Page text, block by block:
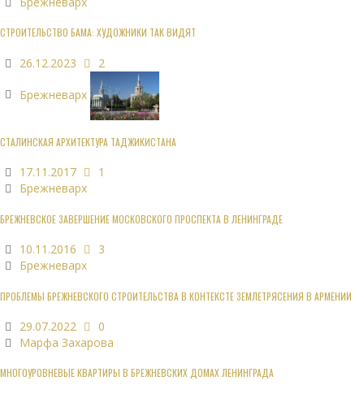
СТРОИТЕЛЬСТВО БАМА: ХУДОЖНИКИ ТАК ВИДЯТ
26.12.2023 2
Брежневарх
СТАЛИНСКАЯ АРХИТЕКТУРА ТАДЖИКИСТАНА
17.11.2017
1
Брежневарх
БРЕЖНЕВСКОЕ ЗАВЕРШЕНИЕ МОСКОВСКОГО ПРОСПЕКТА В ЛЕНИНГРАДЕ
10.11.2016
3
Брежневарх
ПРОБЛЕМЫ БРЕЖНЕВСКОГО СТРОИТЕЛЬСТВА В КОНТЕКСТЕ ЗЕМЛЕТРЯСЕНИЯ В АРМЕНИИ
29.07.2022
0
Марфа Захарова
МНОГОУРОВНЕВЫЕ КВАРТИРЫ В БРЕЖНЕВСКИХ ДОМАХ ЛЕНИНГРАДА